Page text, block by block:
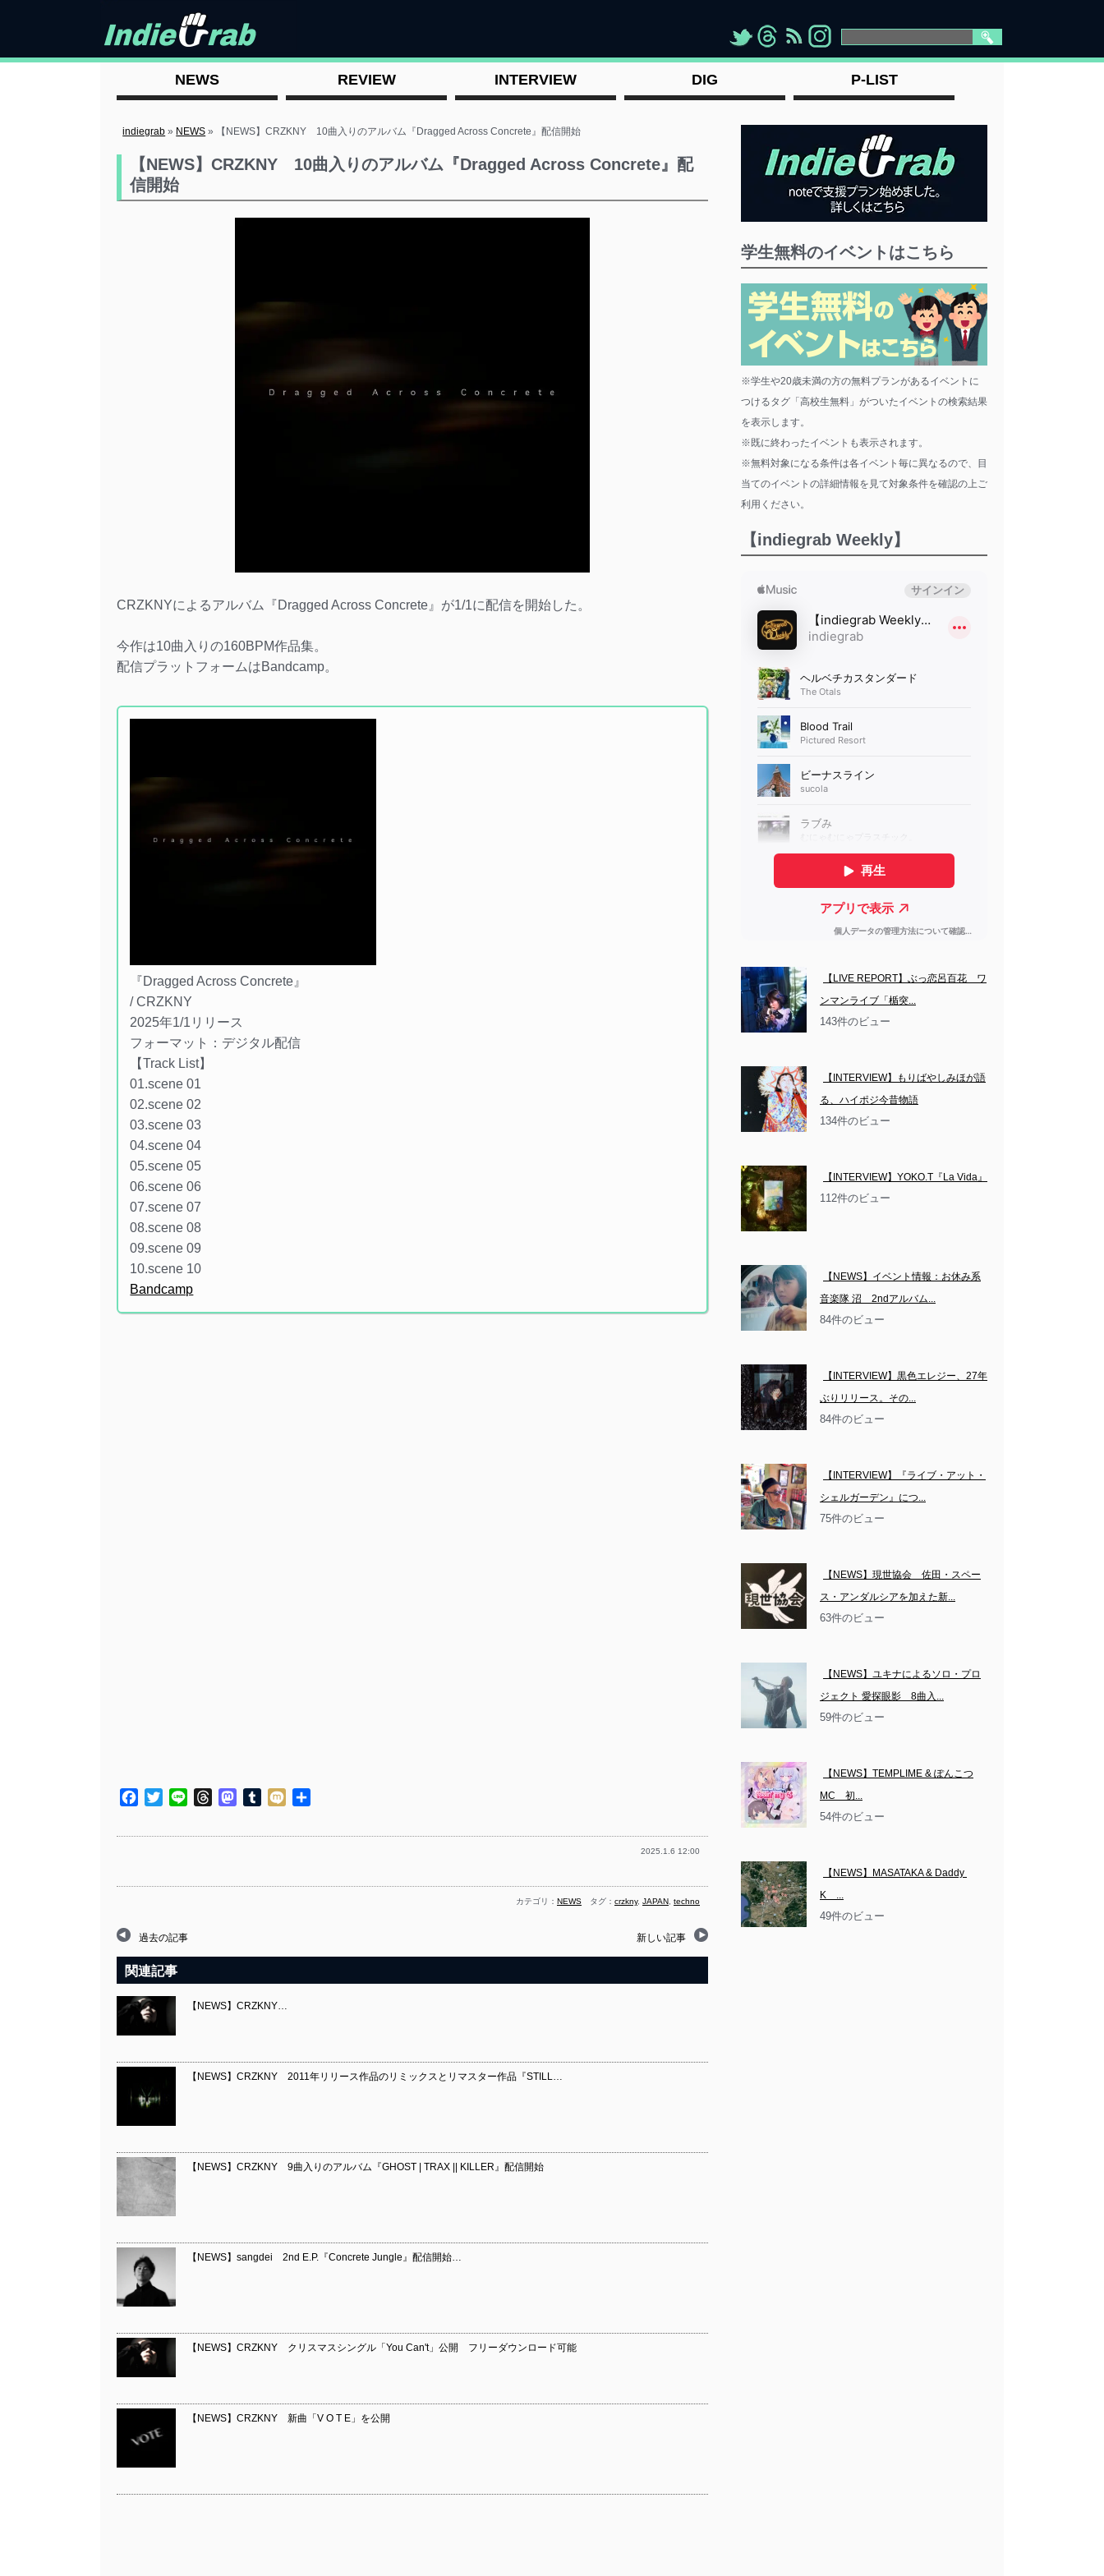
"> "> "> " >
NEWS REVIEW INTERVIEW DIG P-LIST
indiegrab » NEWS » 【NEWS】CRZKNY 10曲入りのアルバム『Dragged Across Concrete』配信開始
【NEWS】CRZKNY 10曲入りのアルバム『Dragged Across Concrete』配
信開始
CRZKNYによるアルバム『Dragged Across Concrete』が1/1に配信を開始した。
今作は10曲入りの160BPM作品集。
配信プラットフォームはBandcamp。
『Dragged Across Concrete』
/ CRZKNY
2025年1/1リリース
フォーマット：デジタル配信
【Track List】
01.scene 01
02.scene 02
03.scene 03
04.scene 04
05.scene 05
06.scene 06
07.scene 07
08.scene 08
09.scene 09
10.scene 10
Bandcamp
Facebook
TwitterLine ThreadsMastodon
TumblrMixi
2025.1.6 12:00
カテゴリ： NEWS タグ： crzkny, JAPAN techno
過去の記事 新しい記事
関連記事
【NEWS】CRZKNY…
【NEWS】CRZKNY 2011年リリース作品のリミックスとリマスター作品『STILL…
【NEWS】CRZKNY 9曲入りのアルバム『GHOST | TRAX || KILLER』配信開始
【NEWS】sangdei 2nd E.P.『Concrete Jungle』配信開始…
【NEWS】CRZKNY クリスマスシングル「You Can't」公開 フリーダウンロード可能
【NEWS】CRZKNY 新曲「V O T E」を公開
学生無料のイベントはこちら
※学生や20歳未満の方の無料プランがあるイベントに
つけるタグ「高校生無料」がついたイベントの検索結果
を表示します。
※既に終わったイベントも表示されます。
※無料対象になる条件は各イベント毎に異なるので、目
当てのイベントの詳細情報を見て対象条件を確認の上ご
利用ください。
【indiegrab Weekly】
【LIVE REPORT】ぶっ恋呂百花　ワ
ンマンライブ「楯突...
143件のビュー
【INTERVIEW】もりばやしみほが語
る、ハイポジ今昔物語
134件のビュー
【INTERVIEW】YOKO.T『La Vida』
112件のビュー
【NEWS】イベント情報：お休み系
音楽隊 沼　2ndアルバム...
84件のビュー
【INTERVIEW】黒色エレジー、27年
ぶりリリース。その...
84件のビュー
【INTERVIEW】『ライブ・アット・
シェルガーデン』につ...
75件のビュー
【NEWS】現世協会　佐田・スペー
ス・アンダルシアを加えた新...
63件のビュー
【NEWS】ユキナによるソロ・プロ
ジェクト 愛探眼影　8曲入...
59件のビュー
【NEWS】TEMPLIME & ぽんこつ
MC　初...
54件のビュー
【NEWS】MASATAKA & Daddy
K　...
49件のビュー